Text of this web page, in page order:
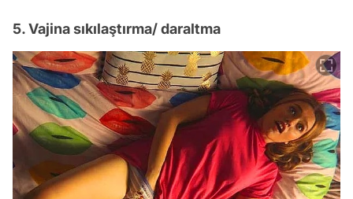
5. Vajina sıkılaştırma/ daraltma